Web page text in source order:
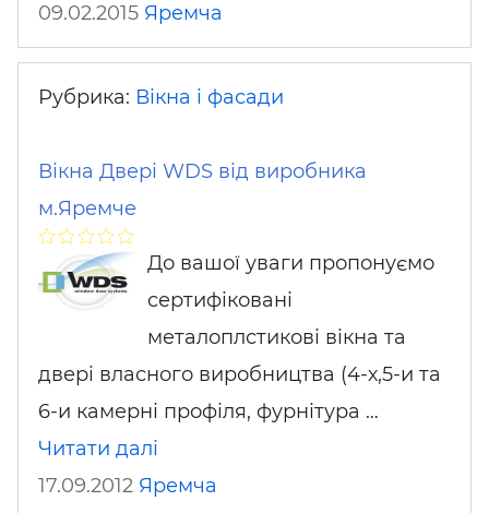
09.02.2015 Яремча
Рубрика: Вікна і фасади
Вікна Двері WDS від виробника
м.Яремче
До вашої уваги пропонуємо
сертифіковані
металоплстикові вікна та
двері власного виробництва (4-х,5-и та
6-и камерні профіля, фурнітура …
Читати далі
17.09.2012 Яремча